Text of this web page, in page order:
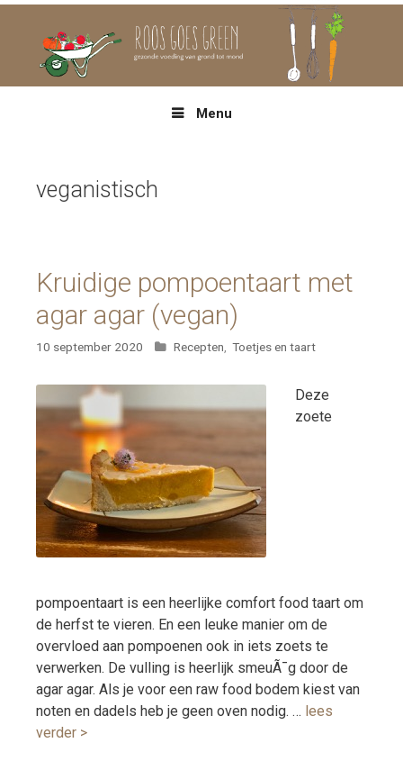
Menu
veganistisch
Kruidige pompoentaart met
agar agar (vegan)
10 september 2020 Categorieën
Recepten, Toetjes en taart
Deze
zoete
pompoentaart is een heerlijke comfort food taart om
de herfst te vieren. En een leuke manier om de
overvloed aan pompoenen ook in iets zoets te
verwerken. De vulling is heerlijk smeuÃ¯g door de
agar agar. Als je voor een raw food bodem kiest van
noten en dadels heb je geen oven nodig. … lees
verder >